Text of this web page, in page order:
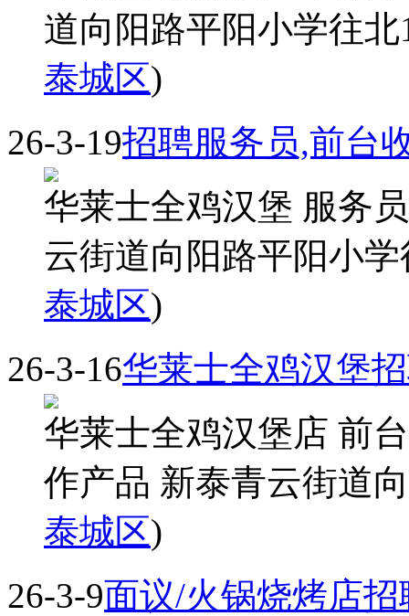
道向阳路平阳小学往
泰城区)
26-3-19招聘服务员,前台
华莱士全鸡汉堡 服务
云街道向阳路平阳小
泰城区)
26-3-16华莱士全鸡汉堡
华莱士全鸡汉堡店 前
作产品 新泰青云街道
泰城区)
26-3-9面议/火锅烧烤店